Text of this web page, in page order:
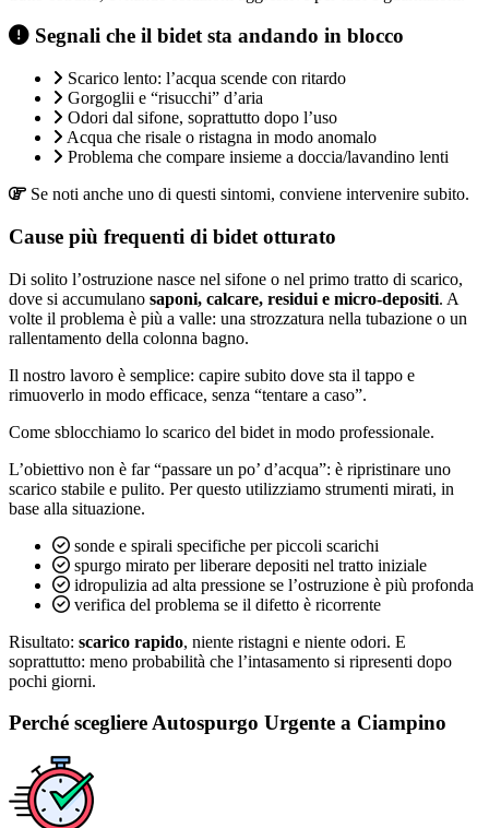
Segnali che il bidet sta andando in blocco
Scarico lento: l’acqua scende con ritardo
Gorgoglii e “risucchi” d’aria
Odori dal sifone, soprattutto dopo l’uso
Acqua che risale o ristagna in modo anomalo
Problema che compare insieme a doccia/lavandino lenti
Se noti anche uno di questi sintomi, conviene intervenire subito.
Cause più frequenti di bidet otturato
Di solito l’ostruzione nasce nel sifone o nel primo tratto di scarico,
dove si accumulano saponi, calcare, residui e micro-depositi. A
volte il problema è più a valle: una strozzatura nella tubazione o un
rallentamento della colonna bagno.
Il nostro lavoro è semplice: capire subito dove sta il tappo e
rimuoverlo in modo efficace, senza “tentare a caso”.
Come sblocchiamo lo scarico del bidet in modo professionale.
L’obiettivo non è far “passare un po’ d’acqua”: è ripristinare uno
scarico stabile e pulito. Per questo utilizziamo strumenti mirati, in
base alla situazione.
sonde e spirali specifiche per piccoli scarichi
spurgo mirato per liberare depositi nel tratto iniziale
idropulizia ad alta pressione se l’ostruzione è più profonda
verifica del problema se il difetto è ricorrente
Risultato: scarico rapido, niente ristagni e niente odori. E
soprattutto: meno probabilità che l’intasamento si ripresenti dopo
pochi giorni.
Perché scegliere Autospurgo Urgente a Ciampino